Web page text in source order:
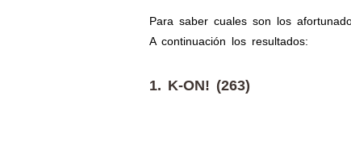
Para saber cuales son los
A continuación los resultados:
1. K-ON! (263)